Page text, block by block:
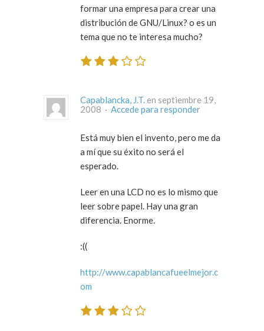
formar una empresa para crear una
distribución de GNU/Linux? o es un
tema que no te interesa mucho?
Capablancka, J.T. en septiembre 19,
2008 · Accede para responder
Está muy bien el invento, pero me da
a mí que su éxito no será el
esperado.
Leer en una LCD no es lo mismo que
leer sobre papel. Hay una gran
diferencia. Enorme.
:((
http://www.capablancafueelmejor.c
om